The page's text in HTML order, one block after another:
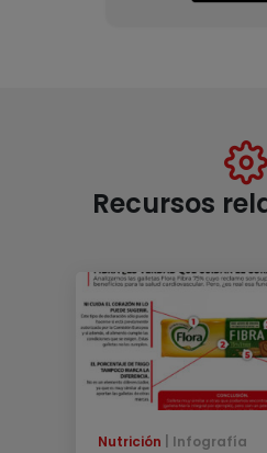
Recursos
Nutrición Infografía